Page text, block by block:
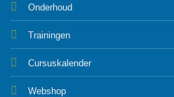
Onderhoud
Trainingen
Cursuskalender
Webshop